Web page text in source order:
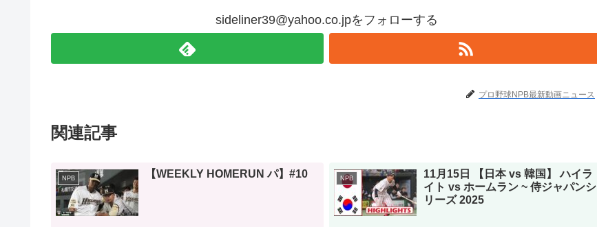
sideliner39@yahoo.co.jpをフォローする
プロ野球NPB最新動画ニュース
関連記事
NPB 【WEEKLY HOMERUN パ】#10 NPB
11月15日 【日本 vs 韓国】 ハイラ
イト vs ホームラン ~ 侍ジャパンシ
リーズ 2025